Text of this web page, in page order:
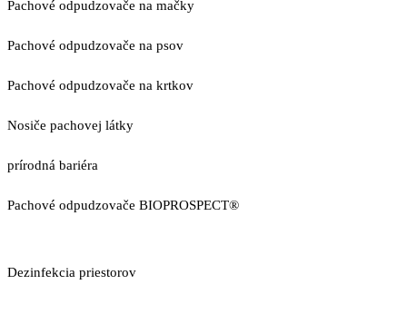
Pachové odpudzovače na mačky
Pachové odpudzovače na psov
Pachové odpudzovače na krtkov
Nosiče pachovej látky
prírodná bariéra
Pachové odpudzovače BIOPROSPECT®
Dezinfekcia priestorov